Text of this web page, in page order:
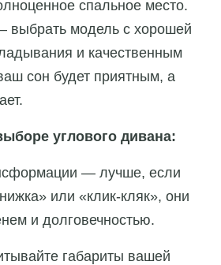
спальное место.
модель с хорошей
и качественным
сон будет приятным, а
углового дивана:
— лучше, если
или «клик-кляк», они
и долговечностью.
габариты вашей